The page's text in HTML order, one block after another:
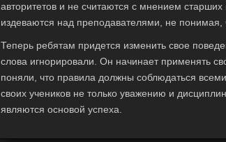
авторитетов и не считаются с мнением
издеваются над преподавателями, не понимая,
Теперь ребятам придется изменить свое
слова игнорировали. Он начинает применять
поняли, что правила должны соблюдаться
своих учеников не только уважению и
являются основой успеха.